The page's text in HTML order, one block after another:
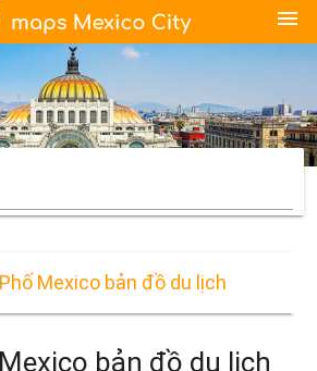
menu
Mexico bản đồ du lịch
bản đồ du lịch